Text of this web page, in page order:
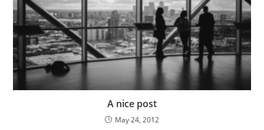
A nice post
May 24, 2012